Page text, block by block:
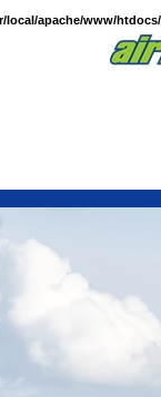
local/apache/www/